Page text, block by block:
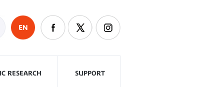
EN
RESEARCH SUPPORT